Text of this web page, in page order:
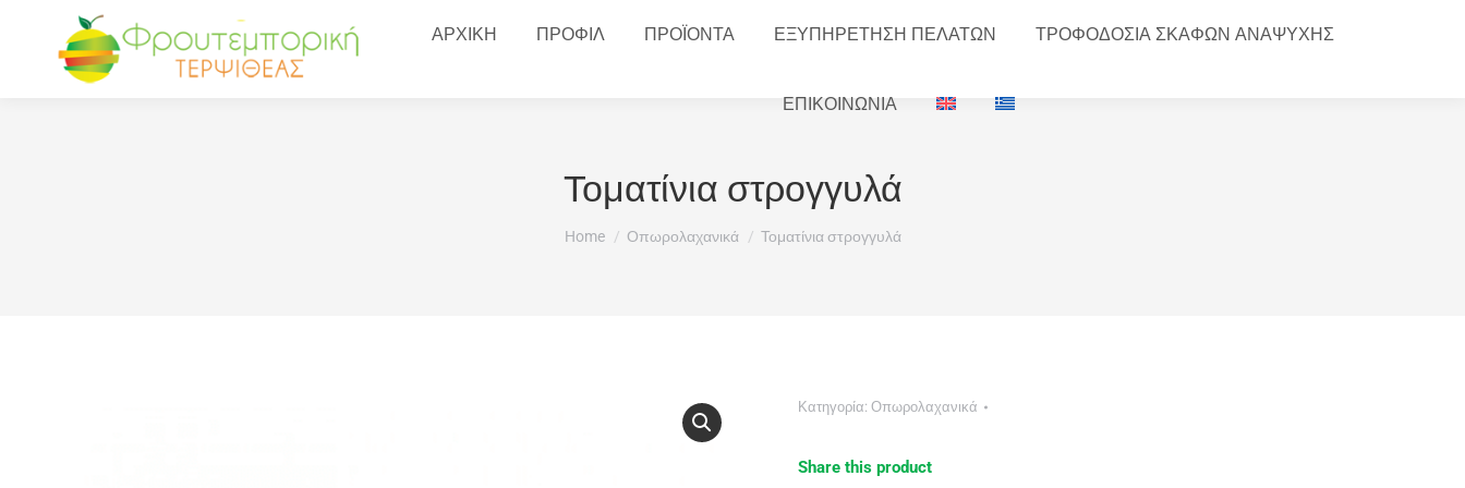
ΑΡΧΙΚΗ ΠΡΟΦΙΛ ΠΡΟΪΟΝΤΑ ΕΞΥΠΗΡΕΤΗΣΗ ΠΕΛΑΤΩΝ ΤΡΟΦΟΔΟΣΙΑ ΣΚΑΦΩΝ ΑΝΑΨΥΧΗΣ
ΕΠΙΚΟΙΝΩΝΙΑ
Τοματίνια στρογγυλά
You are here:
Home Οπωρολαχανικά Τοματίνια στρογγυλά
Κατηγορία: Οπωρολαχανικά
Share this product